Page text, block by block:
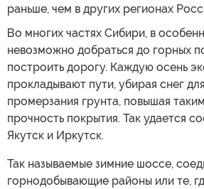
раньше, чем в других регионах
Во многих частях Сибири, в
невозможно добраться до горных
построить дорогу. Каждую осень
прокладывают пути, убирая снег
промерзания грунта, повышая
прочность покрытия. Так удается
Якутск и Иркутск.
Так называемые зимние шоссе,
горнодобывающие районы или те,